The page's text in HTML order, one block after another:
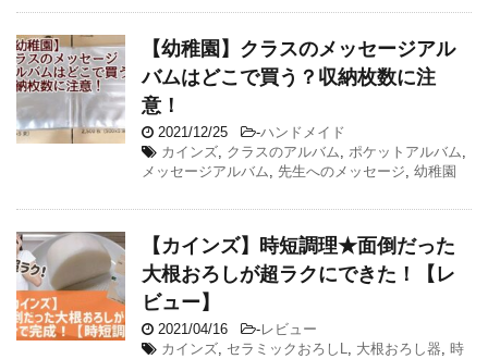
【幼稚園】クラスのメッセージアル
バムはどこで買う？収納枚数に注
意！
2021/12/25 -ハンドメイド
カインズ, クラスのアルバム, ポケットアルバム,
メッセージアルバム, 先生へのメッセージ, 幼稚園
【カインズ】時短調理★面倒だった
大根おろしが超ラクにできた！【レ
ビュー】
2021/04/16 -レビュー
カインズ, セラミックおろしL, 大根おろし器, 時